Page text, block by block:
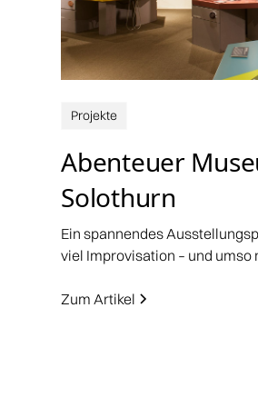
Projekte
Abenteuer
Solothurn
Ein spannendes
viel Improvisation – und umso
Zum Artikel